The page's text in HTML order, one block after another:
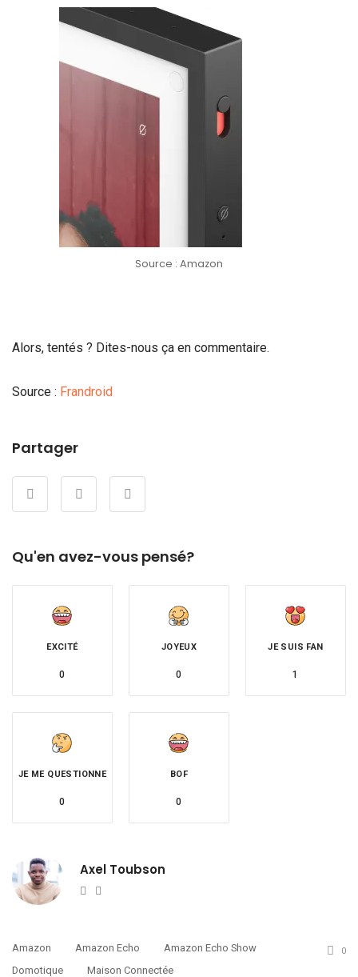
Source : Amazon
Alors, tentés ? Dites-nous ça en commentaire.
Source : Frandroid
Partager
Qu'en avez-vous pensé?
EXCITÉ
0
JOYEUX
0
JE SUIS FAN
1
JE ME QUESTIONNE
0
BOF
0
Axel Toubson
Website
Amazon Amazon Echo
Amazon Echo Show
Domotique
Maison Connectée
0